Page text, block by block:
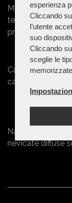
esperienza
Cliccando
l’utente
suo
Cliccando
sceglie le
Meteo. repentino
temperature da
precipitazioni
Capodanno
calo delle
Natale sotto la
nevicate diffuse